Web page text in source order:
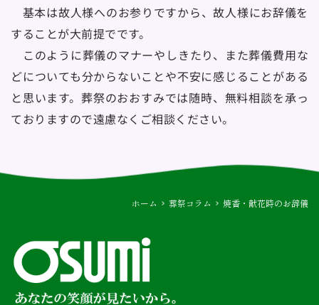
基本は故人様へのお参りですから、故人様にお辞儀を
することが大前提でです。
このように葬儀のマナーやしきたり、また葬儀費用な
どについても分からないことや不安に感じることがある
と思います。葬祭のおおすみでは随時、無料相談を承っ
ておりますので遠慮なくご相談ください。
ホーム 葬祭コラム 焼香・献花時のお辞儀